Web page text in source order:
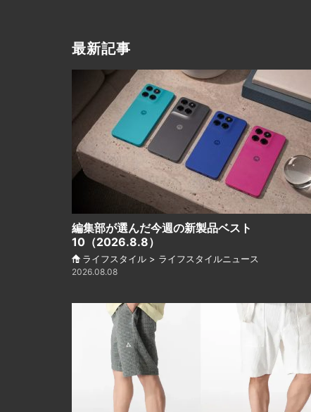
最新記事
編集部が選んだ今週の新製品ベスト
10（2026.8.8）
ライフスタイル > ライフスタイルニュース
2026.08.08